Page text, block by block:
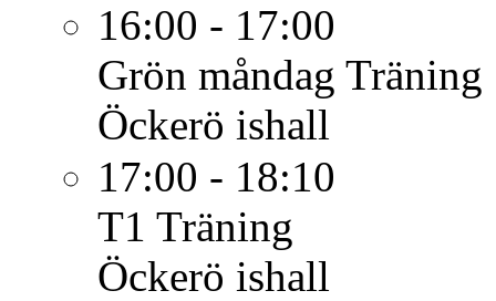
16:00 - 17:00
Grön måndag Träning
Öckerö ishall
17:00 - 18:10
T1 Träning
Öckerö ishall